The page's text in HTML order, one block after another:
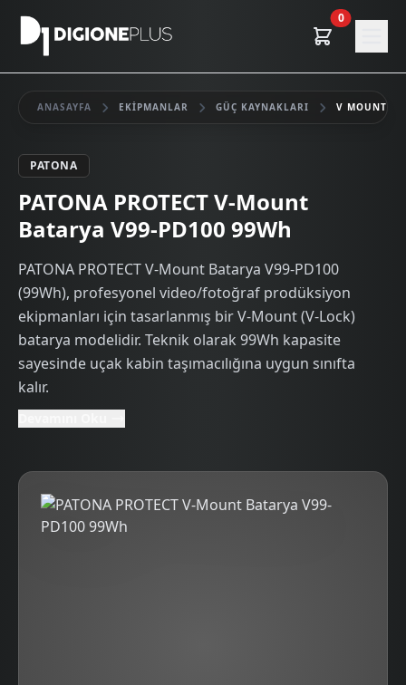
0
ANASAYFA EKIPMANLAR GÜÇ KAYNAKLARI V MOUNT
PATONA
Kiralık
PATONA PROTECT V-Mount
Batarya V99-PD100 99Wh
PATONA PROTECT V-Mount Batarya V99-PD100
(99Wh), profesyonel video/fotoğraf prodüksiyon
ekipmanları için tasarlanmış bir V-Mount (V-Lock)
batarya modelidir. Teknik olarak 99Wh kapasite
sayesinde uçak kabin taşımacılığına uygun sınıfta
kalır.